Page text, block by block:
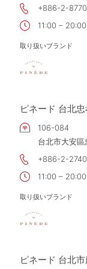
+886-2-
11:00 – 20:00
取り扱いブランド
ピネード 台北
106-084
台北市大安
+886-2-
11:00 –
取り扱いブランド
ピネード 台北